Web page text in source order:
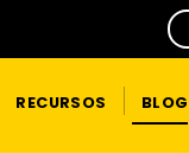
RECURSOS BLOG